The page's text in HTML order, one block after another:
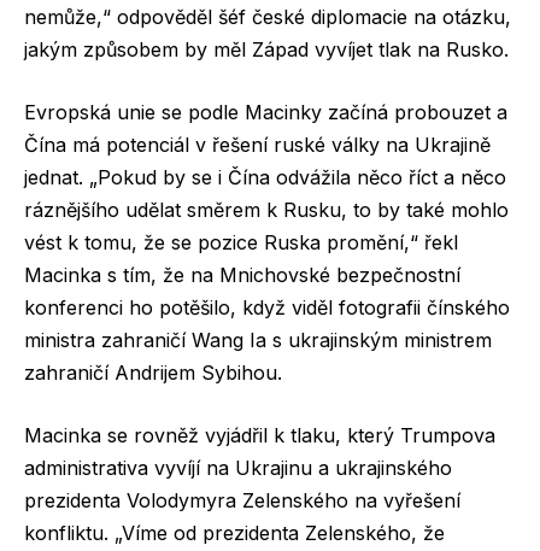
nemůže,“ odpověděl šéf české diplomacie na otázku,
jakým způsobem by měl Západ vyvíjet tlak na Rusko.
Evropská unie se podle Macinky začíná probouzet a
Čína má potenciál v řešení ruské války na Ukrajině
jednat. „Pokud by se i Čína odvážila něco říct a něco
ráznějšího udělat směrem k Rusku, to by také mohlo
vést k tomu, že se pozice Ruska promění,“ řekl
Macinka s tím, že na Mnichovské bezpečnostní
konferenci ho potěšilo, když viděl fotografii čínského
ministra zahraničí Wang Ia s ukrajinským ministrem
zahraničí Andrijem Sybihou.
Macinka se rovněž vyjádřil k tlaku, který Trumpova
administrativa vyvíjí na Ukrajinu a ukrajinského
prezidenta Volodymyra Zelenského na vyřešení
konfliktu. „Víme od prezidenta Zelenského, že